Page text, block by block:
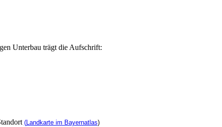
Unterbau trägt die Aufschrift:
(Landkarte im Bayernatlas)